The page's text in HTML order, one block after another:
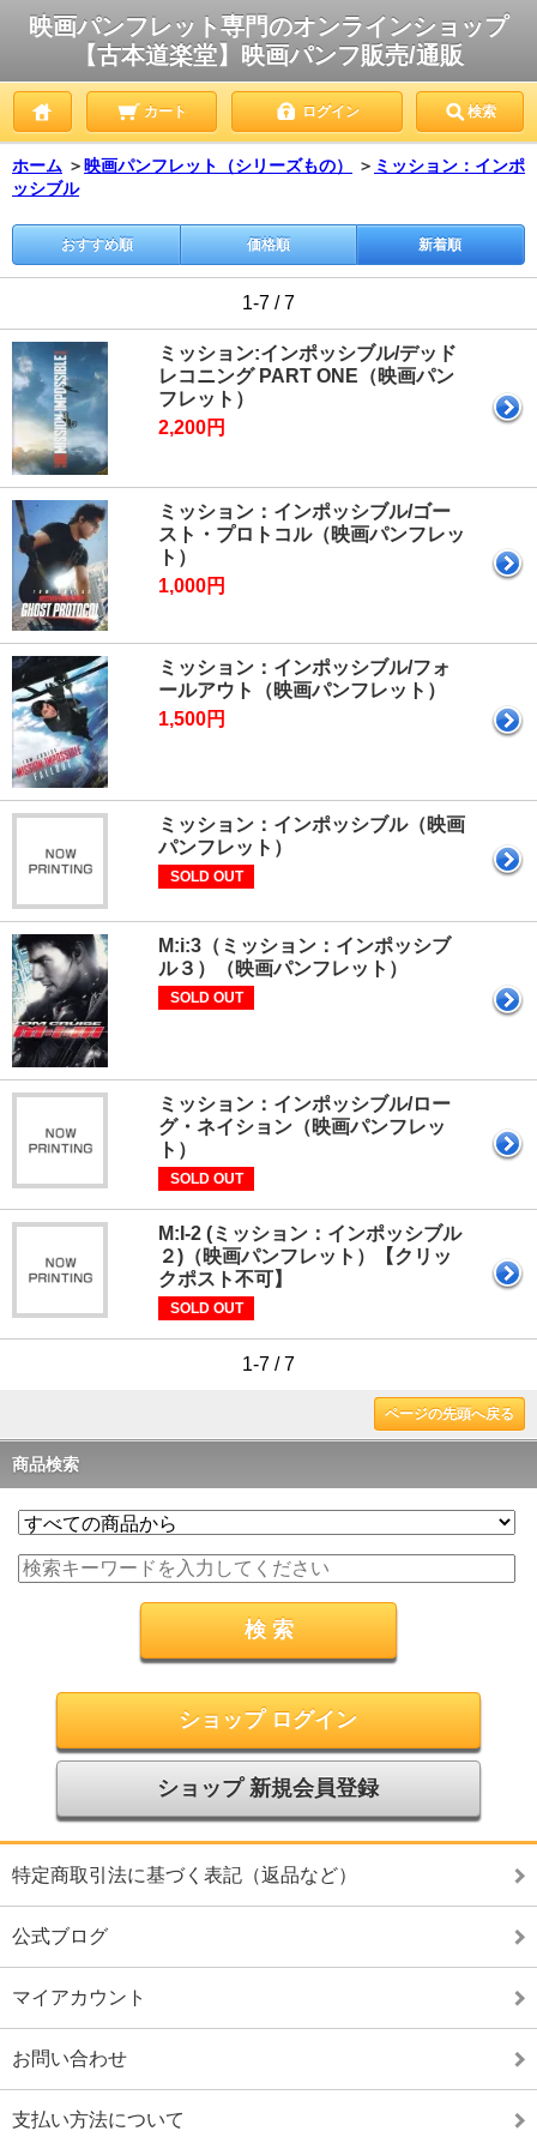
映画パンフレット専門のオンラインショップ
【古本道楽堂】映画パンフ販売/通販
カート ログイン 検索
ホーム ＞ 映画パンフレット（シリーズもの） ＞ ミッション：インポ
ッシブル
おすすめ順 価格順 新着順
1-7 / 7
ミッション:インポッシブル/デッド
レコニング PART ONE（映画パン
フレット）
2,200円
ミッション：インポッシブル/ゴー
スト・プロトコル（映画パンフレッ
ト）
1,000円
ミッション：インポッシブル/フォ
ールアウト（映画パンフレット）
1,500円
ミッション：インポッシブル（映画
パンフレット）
SOLD OUT
M:i:3（ミッション：インポッシブ
ル３）（映画パンフレット）
SOLD OUT
ミッション：インポッシブル/ロー
グ・ネイション（映画パンフレッ
ト）
SOLD OUT
M:I-2 (ミッション：インポッシブル
２)（映画パンフレット）【クリッ
クポスト不可】
SOLD OUT
1-7 / 7
ページの先頭へ戻る
商品検索
ショップ ログイン
ショップ 新規会員登録
特定商取引法に基づく表記（返品など）
公式ブログ
マイアカウント
お問い合わせ
支払い方法について